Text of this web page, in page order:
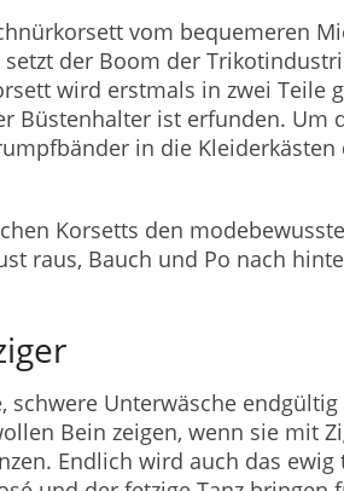
vom bequemeren
setzt der Boom der
wird erstmals in zwei Teile
Büstenhalter ist erfunden. Um
in die Kleiderkästen
Korsetts den
raus, Bauch und Po nach
schwere Unterwäsche
Bein zeigen, wenn sie mit
Endlich wird auch das